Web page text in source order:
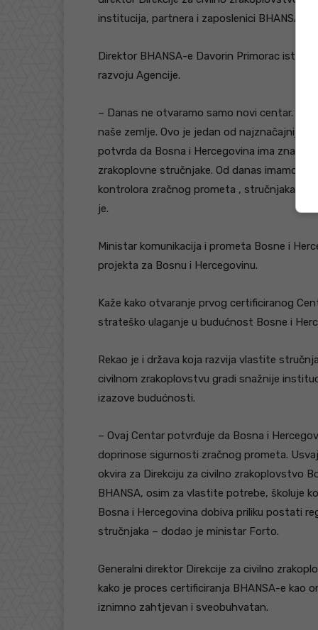
institucija, partnera i zaposlenici BHANSA-e.
Direktor BHANSA-e Davorin Primorac
razvoju Agencije.
– Danas ne otvaramo samo novi centar.
naše zemlje. Ovo je jedan od najznačajnijih
potvrda da Bosna i Hercegovina ima
zrakoplovne stručnjake. Od danas imamo
kontrolora zračnog prometa , stručnjaka
je.
Ministar komunikacija i prometa Bosne i
projekta za Bosnu i Hercegovinu.
Kaže kako otvaranje prvog certificiranog
strateško ulaganje u budućnost Bosne i
Rekao je i država koja razvija vlastite
civilnom zrakoplovstvu gradi snažnije
izazove budućnosti.
– Ovaj Centar potvrđuje da Bosna i
doprinose sigurnosti zračnog prometa.
okvira za Direkciju za civilno zrakoplovstvo
BHANSA, osim za vlastite potrebe, školuje
Bosna i Hercegovina dobiva priliku postati
stručnjaka – dodao je ministar Forto.
Generalni direktor Direkcije za civilno
kako je proces certificiranja BHANSA-e kao
iznimno zahtjevan i sveobuhvatan.